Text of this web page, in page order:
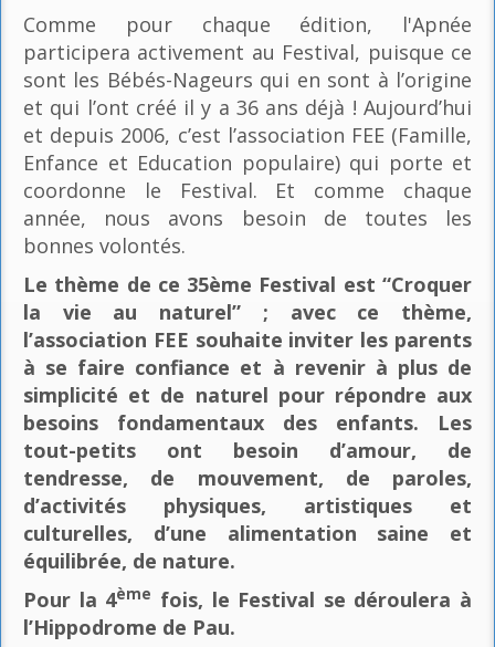
Comme pour chaque édition, l'Apnée
participera activement au Festival, puisque ce
sont les Bébés-Nageurs qui en sont à l’origine
et qui l’ont créé il y a 36 ans déjà ! Aujourd’hui
et depuis 2006, c’est l’association FEE (Famille,
Enfance et Education populaire) qui porte et
coordonne le Festival. Et comme chaque
année, nous avons besoin de toutes les
bonnes volontés.
Le thème de ce 35ème Festival est “Croquer
la vie au naturel” ; avec ce thème,
l’association FEE souhaite inviter les parents
à se faire confiance et à revenir à plus de
simplicité et de naturel pour répondre aux
besoins fondamentaux des enfants. Les
tout-petits ont besoin d’amour, de
tendresse, de mouvement, de paroles,
d’activités physiques, artistiques et
culturelles, d’une alimentation saine et
équilibrée, de nature.
Pour la 4ème fois, le Festival se déroulera à
l’Hippodrome de Pau.